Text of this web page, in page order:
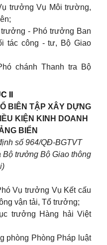
trưởng Vụ Môi trường,
- Phó trưởng Ban
tác công - tư, Bộ Giao
chánh Thanh tra Bộ
II
BIÊN TẬP XÂY DỰNG
KIỆN KINH DOANH
BIỂN
số 964/QĐ-BGTVT
Bộ trưởng Bộ Giao thông
Vụ trưởng Vụ Kết cấu
vận tải, Tổ trưởng;
trưởng Hàng hải Việt
phòng Phòng Pháp luật